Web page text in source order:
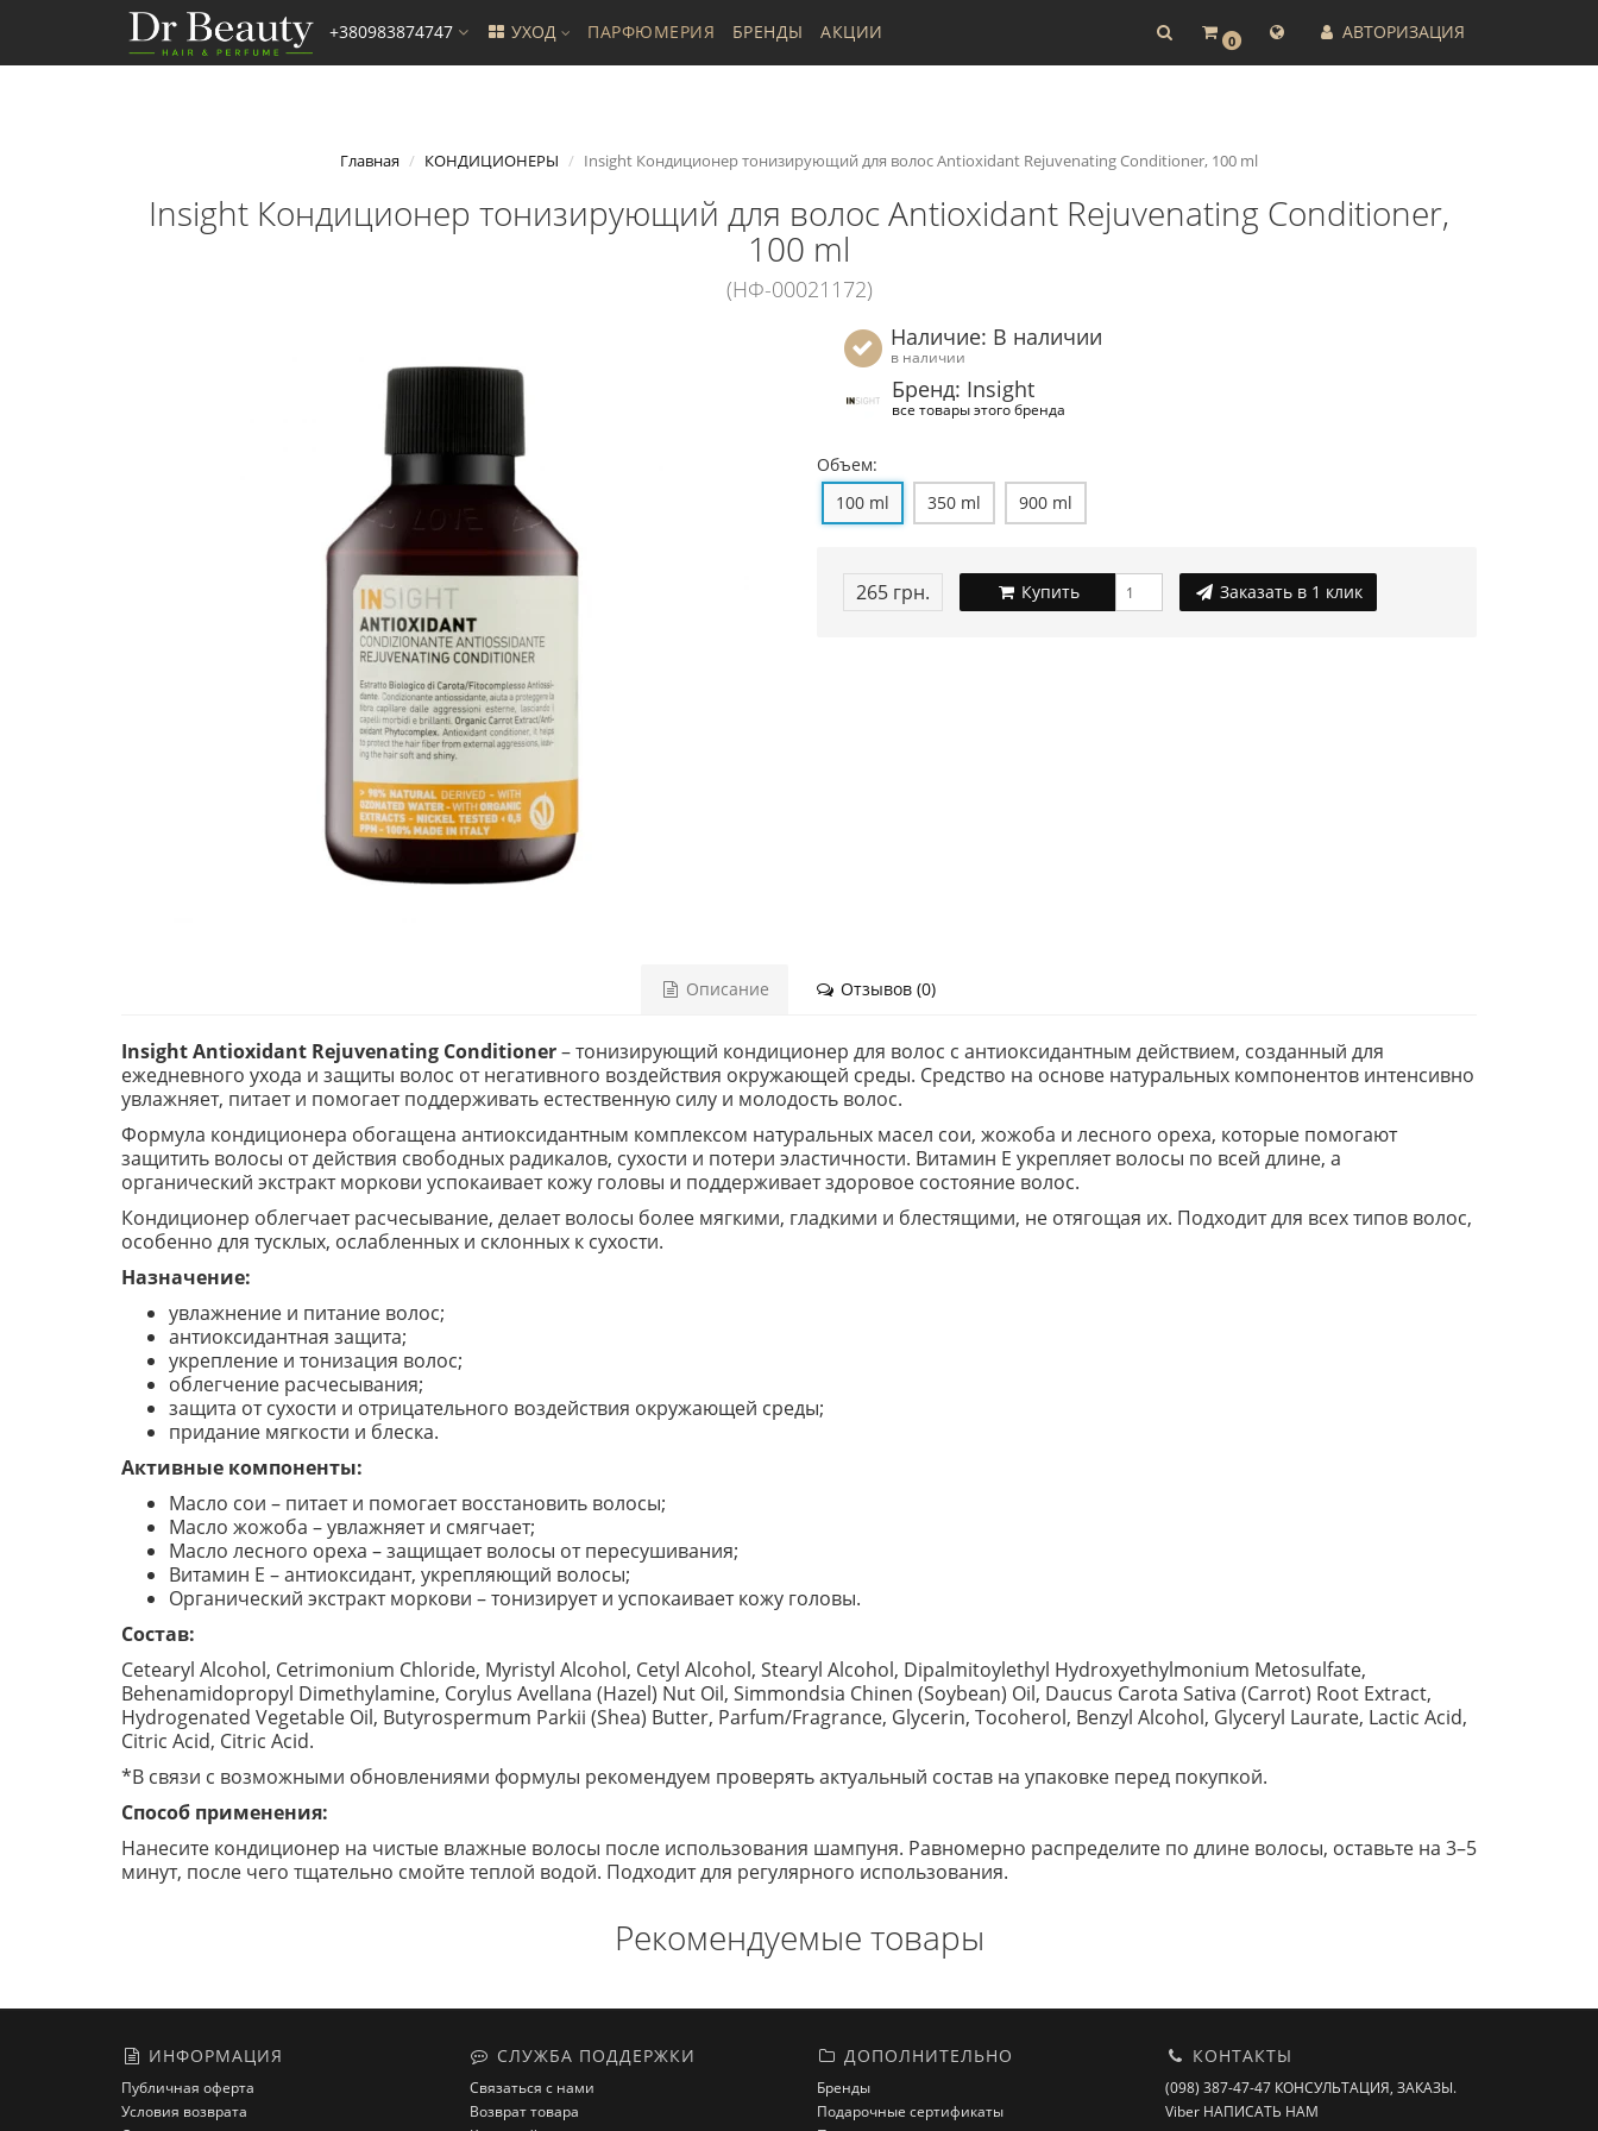
0 АВТОРИЗАЦИЯ
+380983874747 УХОД ПАРФЮМЕРИЯ БРЕНДЫ АКЦИИ
Главная КОНДИЦИОНЕРЫ Insight Кондиционер тонизирующий для волос Antioxidant Rejuvenating Conditioner, 100 ml
Insight Кондиционер тонизирующий для волос Antioxidant Rejuvenating Conditioner,
100 ml
(НФ-00021172)
Наличие: В наличии
в наличии
Бренд: Insight
все товары этого бренда
Объем:
100 ml
350 ml 900 ml
265 грн. Купить Заказать в 1 клик
Описание Отзывов (0)
Insight Antioxidant Rejuvenating Conditioner– тонизирующий кондиционер для волос с антиоксидантным действием, созданный для
ежедневного ухода и защиты волос от негативного воздействия окружающей среды. Средство на основе натуральных компонентов интенсивно
увлажняет, питает и помогает поддерживать естественную силу и молодость волос.
Формула кондиционера обогащена антиоксидантным комплексом натуральных масел сои, жожоба и лесного ореха, которые помогают
защитить волосы от действия свободных радикалов, сухости и потери эластичности. Витамин Е укрепляет волосы по всей длине, а
органический экстракт моркови успокаивает кожу головы и поддерживает здоровое состояние волос.
Кондиционер облегчает расчесывание, делает волосы более мягкими, гладкими и блестящими, не отягощая их. Подходит для всех типов волос,
особенно для тусклых, ослабленных и склонных к сухости.
Назначение:
увлажнение и питание волос;
антиоксидантная защита;
укрепление и тонизация волос;
облегчение расчесывания;
защита от сухости и отрицательного воздействия окружающей среды;
придание мягкости и блеска.
Активные компоненты:
Масло сои – питает и помогает восстановить волосы;
Масло жожоба – увлажняет и смягчает;
Масло лесного ореха – защищает волосы от пересушивания;
Витамин Е – антиоксидант, укрепляющий волосы;
Органический экстракт моркови – тонизирует и успокаивает кожу головы.
Состав:
Cetearyl Alcohol, Cetrimonium Chloride, Myristyl Alcohol, Cetyl Alcohol, Stearyl Alcohol, Dipalmitoylethyl Hydroxyethylmonium Metosulfate,
Behenamidopropyl Dimethylamine, Corylus Avellana (Hazel) Nut Oil, Simmondsia Chinen (Soybean) Oil, Daucus Carota Sativa (Carrot) Root Extract,
Hydrogenated Vegetable Oil, Butyrospermum Parkii (Shea) Butter, Parfum/Fragrance, Glycerin, Tocoherol, Benzyl Alcohol, Glyceryl Laurate, Lactic Acid,
Citric Acid, Citric Acid.
*В связи с возможными обновлениями формулы рекомендуем проверять актуальный состав на упаковке перед покупкой.
Способ применения:
Нанесите кондиционер на чистые влажные волосы после использования шампуня. Равномерно распределите по длине волосы, оставьте на 3–5
минут, после чего тщательно смойте теплой водой. Подходит для регулярного использования.
Рекомендуемые товары
ИНФОРМАЦИЯ
Публичная оферта
Условия возврата
СЛУЖБА ПОДДЕРЖКИ
Связаться с нами
Возврат товара
ДОПОЛНИТЕЛЬНО
Бренды
Подарочные сертификаты
КОНТАКТЫ
(098) 387-47-47 КОНСУЛЬТАЦИЯ, ЗАКАЗЫ.
Viber НАПИСАТЬ НАМ